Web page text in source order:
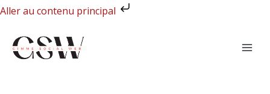
Aller au contenu principal
Aller
contenu